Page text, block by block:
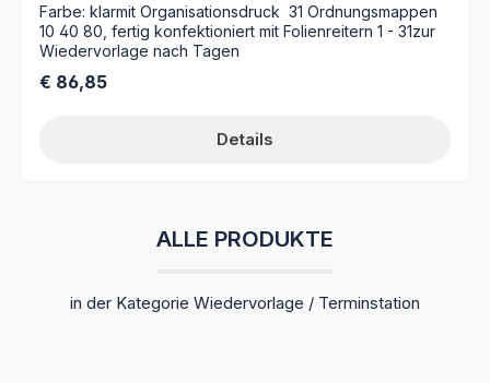
Farbe: klarmit Organisationsdruck 31 Ordnungsmappen
10 40 80, fertig konfektioniert mit Folienreitern 1 - 31zur
Wiedervorlage nach Tagen
Regulärer Preis:
€ 86,85
Details
ALLE PRODUKTE
in der Kategorie Wiedervorlage / Terminstation